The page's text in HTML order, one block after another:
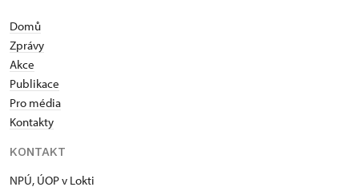
Domů
Zprávy
Akce
Publikace
Pro média
Kontakty
KONTAKT
NPÚ, ÚOP v Lokti